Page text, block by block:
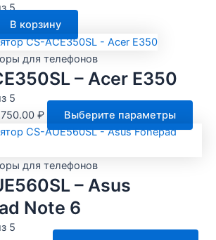
5
В корзину
для телефонов
– Acer E350
5
750.00 ₽ Выберите параметры
для телефонов
– Asus
Note 6
5